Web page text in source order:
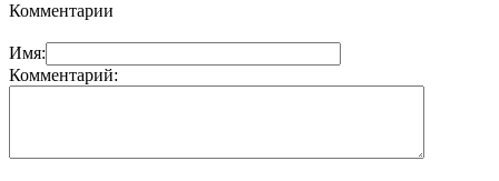
Комментарии
Имя:
Комментарий: